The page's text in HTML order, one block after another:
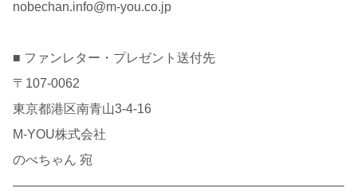
nobechan.info@m-you.co.jp
■ ファンレター・プレゼント送付先
〒107-0062
東京都港区南青山3-4-16
M-YOU株式会社
のべちゃん 宛
——————————————————————————